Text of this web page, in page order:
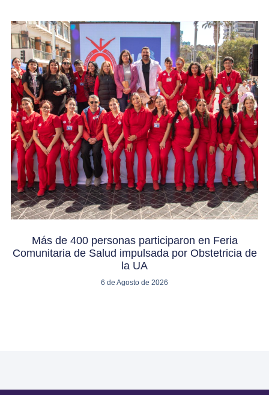
Más de 400 personas participaron en Feria
Comunitaria de Salud impulsada por Obstetricia de
la UA
6 de Agosto de 2026